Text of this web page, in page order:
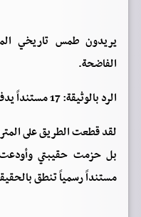
يريدون طمس تاريخي
الفاضحة.
الرد بالوثيقة: 17 مستنداً يدفنون الكيد الإداري
لقد قطعت الطريق على
مستنداً رسمياً تنطق